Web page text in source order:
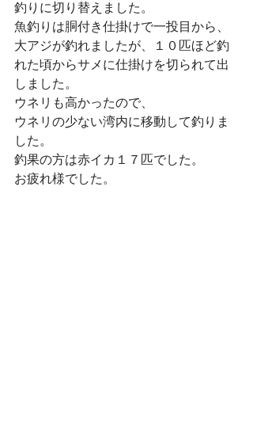
釣りに切り替えました。
魚釣りは胴付き仕掛けで一投目から、
大アジが釣れましたが、１０匹ほど釣
れた頃からサメに仕掛けを切られて出
しました。
ウネリも高かったので、
ウネリの少ない湾内に移動して釣りま
した。
釣果の方は赤イカ１７匹でした。
お疲れ様でした。